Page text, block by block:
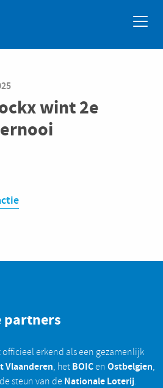
gaan
wint 2e
partners
erkend als een gezamenlijk
Vlaanderen, het BOICen Ostbelgien,
steun van de Nationale Loterij.